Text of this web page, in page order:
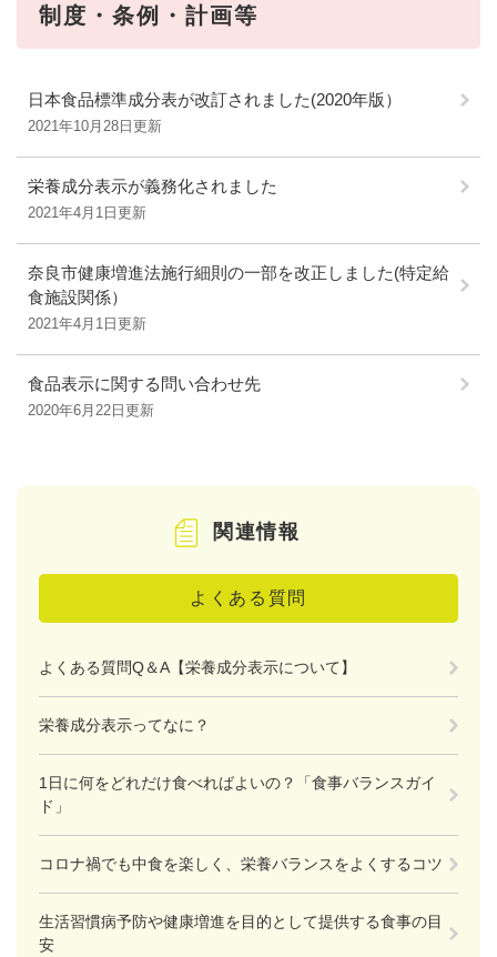
制度・条例・計画等
日本食品標準成分表が改訂されました(2020年版）
2021年10月28日更新
栄養成分表示が義務化されました
2021年4月1日更新
奈良市健康増進法施行細則の一部を改正しました(特定給
食施設関係）
2021年4月1日更新
食品表示に関する問い合わせ先
2020年6月22日更新
関連情報
よくある質問
よくある質問Q＆A【栄養成分表示について】
栄養成分表示ってなに？
1日に何をどれだけ食べればよいの？「食事バランスガイ
ド」
コロナ禍でも中食を楽しく、栄養バランスをよくするコツ
生活習慣病予防や健康増進を目的として提供する食事の目
安